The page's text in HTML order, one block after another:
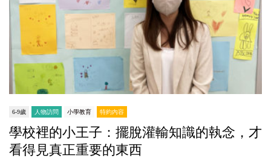
6-9歲 人物訪問 小學教育 特約內容
學校裡的小王子：擺脫灌輸知識的執念，才
看得見真正重要的東西